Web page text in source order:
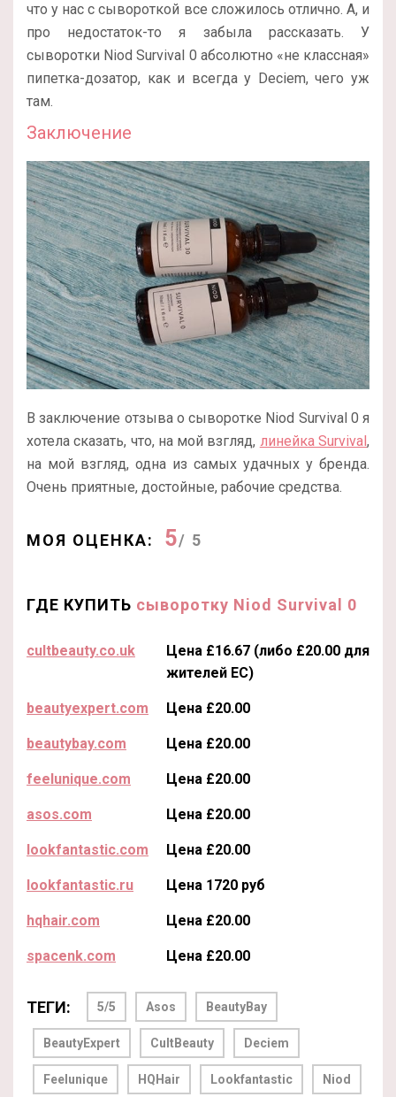
что у нас с сывороткой все сложилось отлично. А, и
про недостаток-то я забыла рассказать. У
сыворотки Niod Survival 0 абсолютно «не классная»
пипетка-дозатор, как и всегда у Deciem, чего уж
там.
Заключение
В заключение отзыва о сыворотке Niod Survival 0 я
хотела сказать, что, на мой взгляд, линейка Survival,
на мой взгляд, одна из самых удачных у бренда.
Очень приятные, достойные, рабочие средства.
МОЯ ОЦЕНКА: 5/ 5
ГДЕ КУПИТЬ сыворотку Niod Survival 0
cultbeauty.co.uk
Цена £16.67 (либо £20.00 для
жителей ЕС)
beautyexpert.com Цена £20.00
beautybay.com Цена £20.00
feelunique.com Цена £20.00
asos.com Цена £20.00
lookfantastic.com Цена £20.00
lookfantastic.ru Цена 1720 руб
hqhair.com Цена £20.00
spacenk.com Цена £20.00
ТЕГИ: 5/5 Asos BeautyBay
BeautyExpert CultBeauty Deciem
Feelunique HQHair Lookfantastic Niod